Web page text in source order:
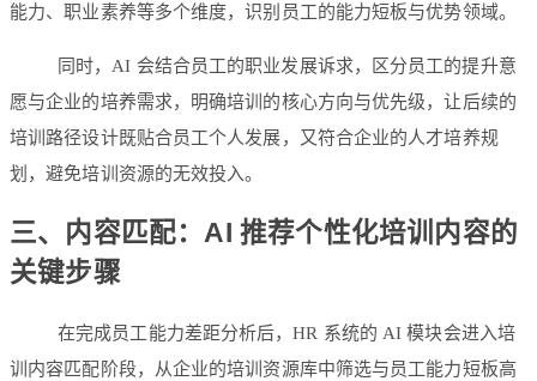
能力、职业素养等多个维度，识别员工的能力短板与优势领域。
同时，AI 会结合员工的职业发展诉求，区分员工的提升意
愿与企业的培养需求，明确培训的核心方向与优先级，让后续的
培训路径设计既贴合员工个人发展，又符合企业的人才培养规
划，避免培训资源的无效投入。
三、内容匹配：AI 推荐个性化培训内容的
关键步骤
在完成员工能力差距分析后，HR 系统的 AI 模块会进入培
训内容匹配阶段，从企业的培训资源库中筛选与员工能力短板高